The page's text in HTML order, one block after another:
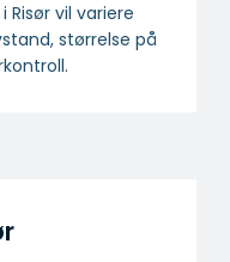
vil variere
størrelse på